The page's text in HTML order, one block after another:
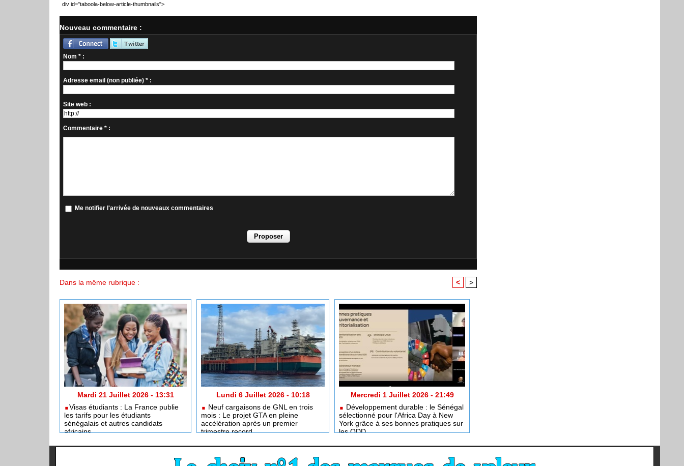
div id="taboola-below-article-thumbnails">
Nouveau commentaire :
Nom * :
Adresse email (non publiée) * :
Site web :
Commentaire * :
Me notifier l'arrivée de nouveaux commentaires
Dans la même rubrique : < >
Mardi 21 Juillet 2026 - 13:31
​Visas étudiants : La France publie
les tarifs pour les étudiants
sénégalais et autres candidats
africains
Lundi 6 Juillet 2026 - 10:18
Neuf cargaisons de GNL en trois
mois : Le projet GTA en pleine
accélération après un premier
trimestre record
Mercredi 1 Juillet 2026 - 21:49
Développement durable : le Sénégal
sélectionné pour l'Africa Day à New
York grâce à ses bonnes pratiques sur
les ODD